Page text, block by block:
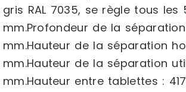
gris RAL 7035, se règle tous les
mm.Profondeur de la
mm.Hauteur de la séparation
mm.Hauteur de la séparation
mm.Hauteur entre tablettes :